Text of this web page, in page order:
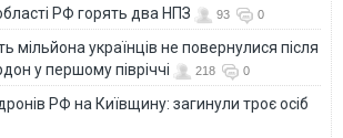
РФ горять два НПЗ 93 0
мільйона українців не повернулися після
у першому півріччі
218 0
РФ на Київщину: загинули троє осіб